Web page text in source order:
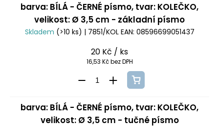
barva: BÍLÁ - ČERNÉ písmo, tvar: KOLEČKO,
velikost: Ø 3,5 cm - základní písmo
Skladem (>10 ks) | 7851/KOL EAN: 08596699051437
20 Kč / ks
16,53 Kč bez DPH
barva: BÍLÁ - ČERNÉ písmo, tvar: KOLEČKO,
velikost: Ø 3,5 cm - tučné písmo